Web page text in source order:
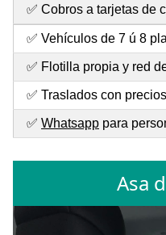
✅ Cobros a tarjetas de
✅ Vehículos de 7 ú 8
✅ Flotilla propia y red
✅ Traslados con
✅ Whatsapp para
Asa